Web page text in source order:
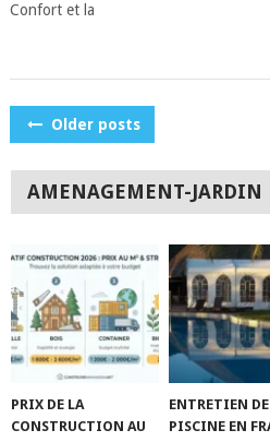
Confort et la
POSTS
Older posts
AMENAGEMENT-JARDIN
PRIX DE LA
CONSTRUCTION AU
ENTRETIEN DE
PISCINE EN